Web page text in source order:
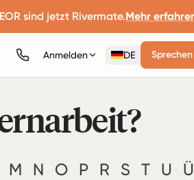
sind jetzt Rivermate.Mehr
Anmelden DE
M N O P R S T U Ü